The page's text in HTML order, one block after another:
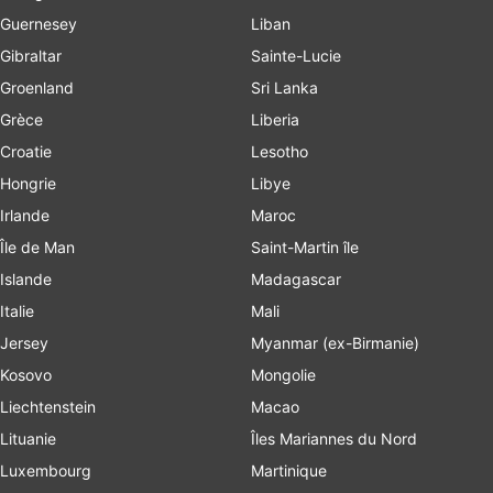
Guernesey
Gibraltar
Groenland
Grèce
Croatie
Hongrie
Irlande
Île de Man
Islande
Italie
Jersey
Kosovo
Liechtenstein
Lituanie
Luxembourg
Liban
Sainte-Lucie
Sri Lanka
Liberia
Lesotho
Libye
Maroc
Saint-Martin île
Madagascar
Mali
Myanmar (ex-Birmanie)
Mongolie
Macao
Îles Mariannes du Nord
Martinique